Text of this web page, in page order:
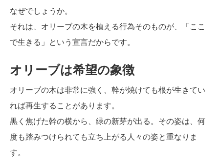
なぜでしょうか。
それは、オリーブの木を植える行為そのものが、「ここ
で生きる」という宣言だからです。
オリーブは希望の象徴
オリーブの木は非常に強く、幹が焼けても根が生きてい
れば再生することがあります。
黒く焦げた幹の横から、緑の新芽が出る。その姿は、何
度も踏みつけられても立ち上がる人々の姿と重なりま
す。